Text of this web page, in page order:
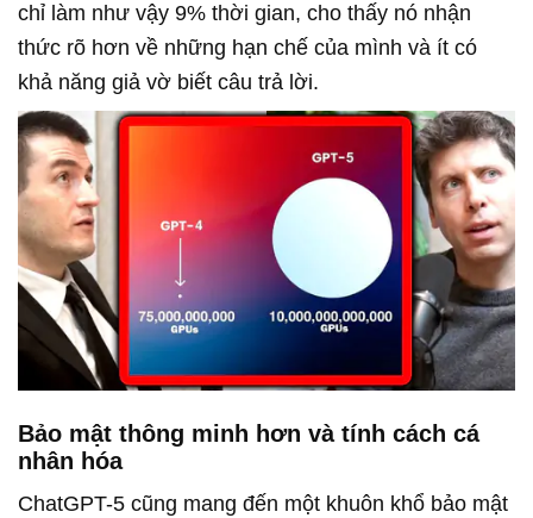
chỉ làm như vậy 9% thời gian, cho thấy nó nhận
thức rõ hơn về những hạn chế của mình và ít có
khả năng giả vờ biết câu trả lời.
Bảo mật thông minh hơn và tính cách cá
nhân hóa
ChatGPT-5 cũng mang đến một khuôn khổ bảo mật